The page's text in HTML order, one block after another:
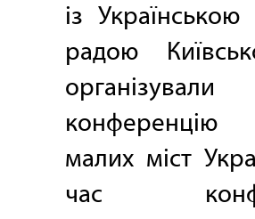
із Українською
радою
організували
конференцію
малих міст
час